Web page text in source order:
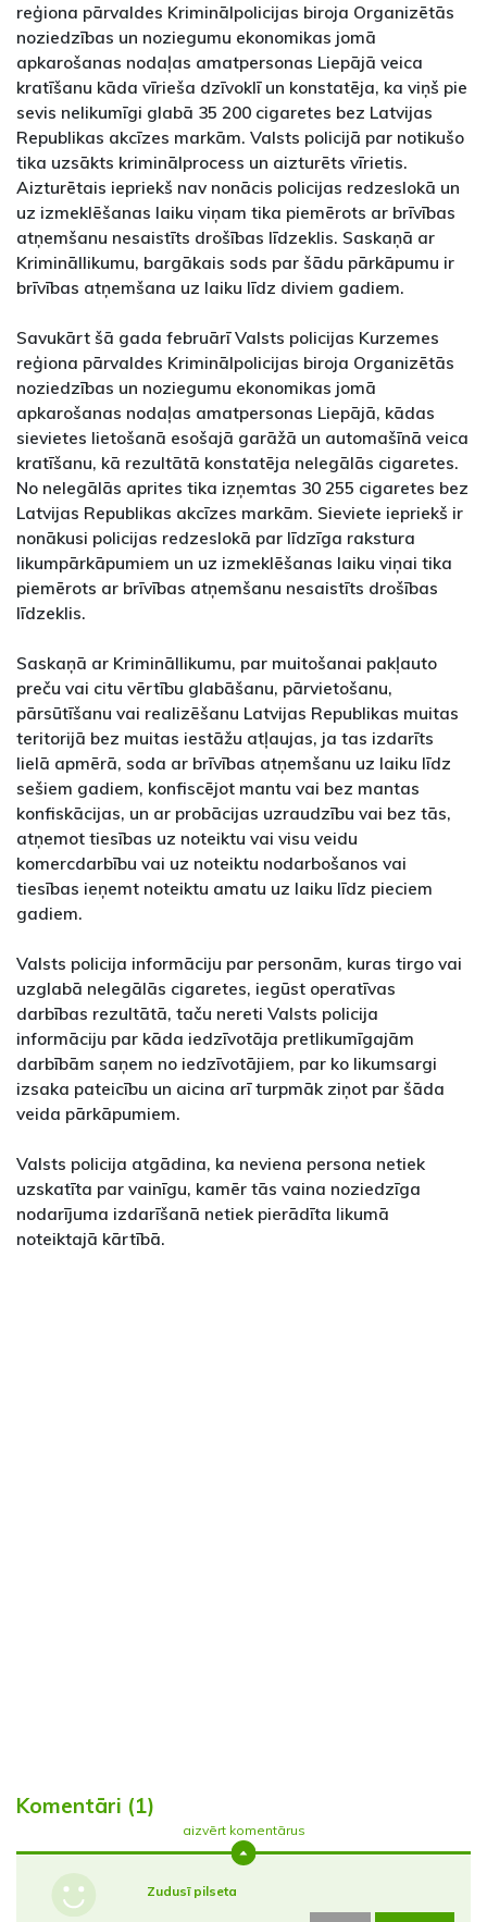
reģiona pārvaldes Kriminālpolicijas biroja Organizētās
noziedzības un noziegumu ekonomikas jomā
apkarošanas nodaļas amatpersonas Liepājā veica
kratīšanu kāda vīrieša dzīvoklī un konstatēja, ka viņš pie
sevis nelikumīgi glabā 35 200 cigaretes bez Latvijas
Republikas akcīzes markām. Valsts policijā par notikušo
tika uzsākts kriminālprocess un aizturēts vīrietis.
Aizturētais iepriekš nav nonācis policijas redzeslokā un
uz izmeklēšanas laiku viņam tika piemērots ar brīvības
atņemšanu nesaistīts drošības līdzeklis. Saskaņā ar
Krimināllikumu, bargākais sods par šādu pārkāpumu ir
brīvības atņemšana uz laiku līdz diviem gadiem.
Savukārt šā gada februārī Valsts policijas Kurzemes
reģiona pārvaldes Kriminālpolicijas biroja Organizētās
noziedzības un noziegumu ekonomikas jomā
apkarošanas nodaļas amatpersonas Liepājā, kādas
sievietes lietošanā esošajā garāžā un automašīnā veica
kratīšanu, kā rezultātā konstatēja nelegālās cigaretes.
No nelegālās aprites tika izņemtas 30 255 cigaretes bez
Latvijas Republikas akcīzes markām. Sieviete iepriekš ir
nonākusi policijas redzeslokā par līdzīga rakstura
likumpārkāpumiem un uz izmeklēšanas laiku viņai tika
piemērots ar brīvības atņemšanu nesaistīts drošības
līdzeklis.
Saskaņā ar Krimināllikumu, par muitošanai pakļauto
preču vai citu vērtību glabāšanu, pārvietošanu,
pārsūtīšanu vai realizēšanu Latvijas Republikas muitas
teritorijā bez muitas iestāžu atļaujas, ja tas izdarīts
lielā apmērā, soda ar brīvības atņemšanu uz laiku līdz
sešiem gadiem, konfiscējot mantu vai bez mantas
konfiskācijas, un ar probācijas uzraudzību vai bez tās,
atņemot tiesības uz noteiktu vai visu veidu
komercdarbību vai uz noteiktu nodarbošanos vai
tiesības ieņemt noteiktu amatu uz laiku līdz pieciem
gadiem.
Valsts policija informāciju par personām, kuras tirgo vai
uzglabā nelegālās cigaretes, iegūst operatīvas
darbības rezultātā, taču nereti Valsts policija
informāciju par kāda iedzīvotāja pretlikumīgajām
darbībām saņem no iedzīvotājiem, par ko likumsargi
izsaka pateicību un aicina arī turpmāk ziņot par šāda
veida pārkāpumiem.
Valsts policija atgādina, ka neviena persona netiek
uzskatīta par vainīgu, kamēr tās vaina noziedzīga
nodarījuma izdarīšanā netiek pierādīta likumā
noteiktajā kārtībā.
Komentāri (1)
aizvērt komentārus
Zudusī pilseta